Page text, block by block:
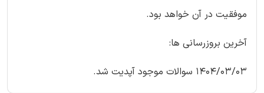
موفقیت در آن خواهد بود.
آخرین بروزرسانی ها:
1404/03/03 سوالات موجود آپدیت شد.